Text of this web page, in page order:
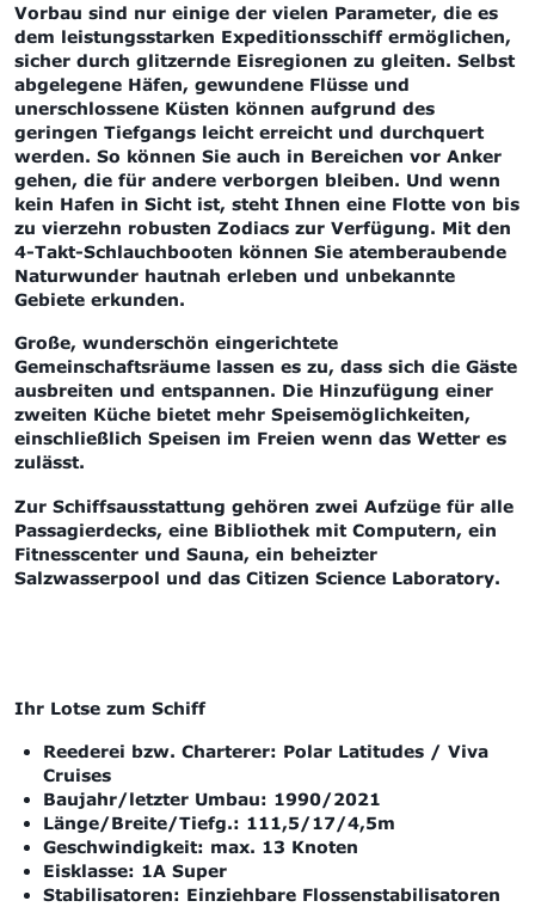
Vorbau sind nur einige der vielen Parameter, die es
dem leistungsstarken Expeditionsschiff ermöglichen,
sicher durch glitzernde Eisregionen zu gleiten. Selbst
abgelegene Häfen, gewundene Flüsse und
unerschlossene Küsten können aufgrund des
geringen Tiefgangs leicht erreicht und durchquert
werden. So können Sie auch in Bereichen vor Anker
gehen, die für andere verborgen bleiben. Und wenn
kein Hafen in Sicht ist, steht Ihnen eine Flotte von bis
zu vierzehn robusten Zodiacs zur Verfügung. Mit den
4-Takt-Schlauchbooten können Sie atemberaubende
Naturwunder hautnah erleben und unbekannte
Gebiete erkunden.
Große, wunderschön eingerichtete
Gemeinschaftsräume lassen es zu, dass sich die Gäste
ausbreiten und entspannen. Die Hinzufügung einer
zweiten Küche bietet mehr Speisemöglichkeiten,
einschließlich Speisen im Freien wenn das Wetter es
zulässt.
Zur Schiffsausstattung gehören zwei Aufzüge für alle
Passagierdecks, eine Bibliothek mit Computern, ein
Fitnesscenter und Sauna, ein beheizter
Salzwasserpool und das Citizen Science Laboratory.
Ihr Lotse zum Schiff
Reederei bzw. Charterer: Polar Latitudes / Viva
Cruises
Baujahr/letzter Umbau: 1990/2021
Länge/Breite/Tiefg.: 111,5/17/4,5m
Geschwindigkeit: max. 13 Knoten
Eisklasse: 1A Super
Stabilisatoren: Einziehbare Flossenstabilisatoren